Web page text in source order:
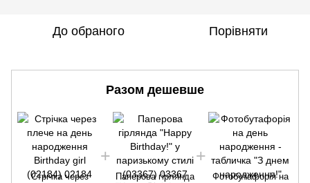
До обраного Порівняти
Разом дешевше
Стрічка через
Паперова гірлянда
Фотобутафорія на